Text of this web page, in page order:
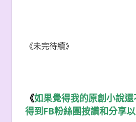
《未完待續》
《如果覺得我的原創小說
得到 FB粉絲團按讚和分享以